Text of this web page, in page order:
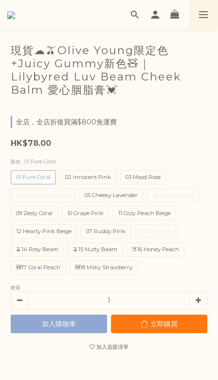
現貨☁🫒Olive Young限定色
+Juicy Gummy新色🧸｜
Lilybyred Luv Beam Cheek
Balm 愛心胭脂膏💓
全店，全店折後買滿$800免運費
HK$78.00
顏色 : 01 Pure Coral
01 Pure Coral 02 Innocent Pink 03 Mood Rose
04 Heart Attack Red 05 Cheeky Lavender 06 Fluffy Peach
09 Zesty Coral 10 Grape Pink 11 Cozy Peach Beige
12 Hearty Pink Beige 07 Ruddy Pink 13 Shy Pink
🫒14 Rosy Beam 🫒15 Nutty Beam 🍑16 Honey Peach
🆕17 Coral Peach 🆕18 Milky Strawberry
數量
加入購物車 立即購買
加入追蹤清單